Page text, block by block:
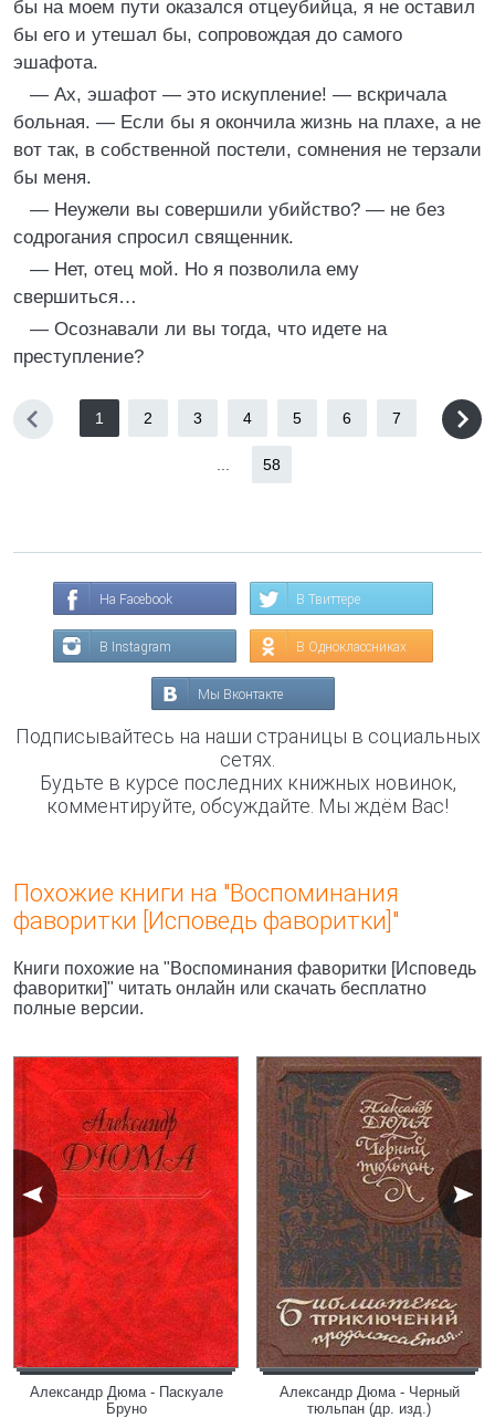
бы на моем пути оказался отцеубийца, я не оставил
бы его и утешал бы, сопровождая до самого
эшафота.
— Ах, эшафот — это искупление! — вскричала
больная. — Если бы я окончила жизнь на плахе, а не
вот так, в собственной постели, сомнения не терзали
бы меня.
— Неужели вы совершили убийство? — не без
содрогания спросил священник.
— Нет, отец мой. Но я позволила ему
свершиться…
— Осознавали ли вы тогда, что идете на
преступление?
1 2 3 4 5 6 7
58
На Facebook В Твиттере
В Instagram В Одноклассниках
Мы Вконтакте
Подписывайтесь на наши страницы в социальных
сетях.
Будьте в курсе последних книжных новинок,
комментируйте, обсуждайте. Мы ждём Вас!
Похожие книги на "Воспоминания
фаворитки [Исповедь фаворитки]"
Книги похожие на "Воспоминания фаворитки [Исповедь
фаворитки]" читать онлайн или скачать бесплатно
полные версии.
Александр Дюма - Паскуале
Бруно
Александр Дюма - Черный
тюльпан (др. изд.)